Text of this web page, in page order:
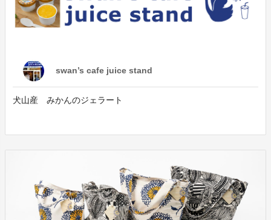
swan’s cafe juice stand
犬山産 みかんのジェラート